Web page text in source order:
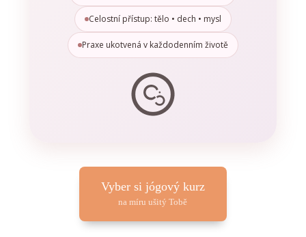
Celostní přístup: tělo • dech • mysl
Praxe ukotvená v každodenním životě
Vyber si jógový kurz
na míru ušitý Tobě